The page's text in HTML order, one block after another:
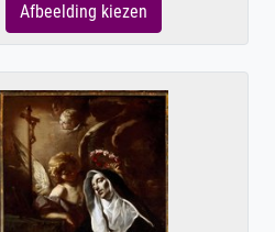
Afbeelding kiezen